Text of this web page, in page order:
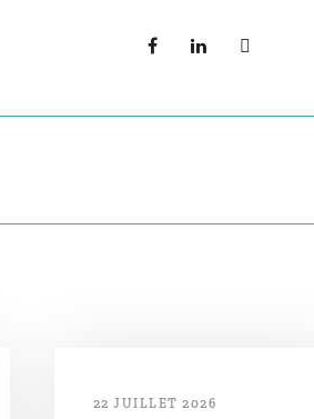
22 JUILLET 2026